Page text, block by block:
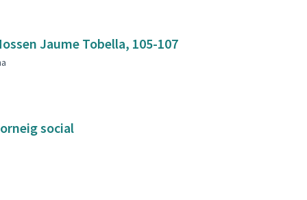
Mossen Jaume Tobella, 105-107
social